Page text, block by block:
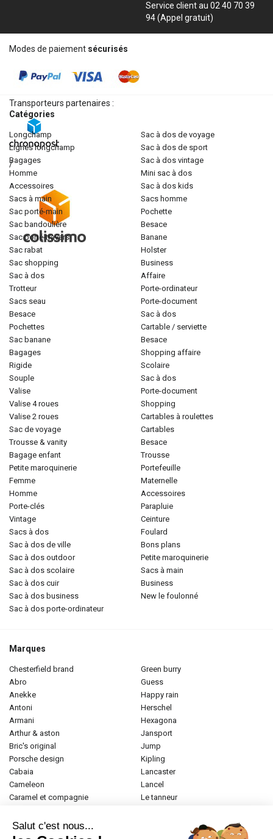
Service client au 02 40 70 39
94 (Appel gratuit)
Modes de paiement sécurisés
Transporteurs partenaires :
/
Catégories
longchamp
lignes longchamp
bagages
homme
accessoires
sacs à main
sac porté-main
sac bandoulière
sac porté-travers
sac rabat
sac shopping
sac à dos
trotteur
sacs seau
besace
pochettes
sac banane
bagages
rigide
souple
valise
valise 4 roues
valise 2 roues
sac de voyage
trousse & vanity
bagage enfant
petite maroquinerie
femme
homme
porte-clés
vintage
sacs à dos
sac à dos de ville
sac à dos outdoor
sac à dos scolaire
sac à dos cuir
sac à dos business
sac à dos porte-ordinateur
sac à dos de voyage
sac à dos de sport
sac à dos vintage
mini sac à dos
sac à dos kids
sacs homme
pochette
besace
banane
holster
business
affaire
porte-ordinateur
porte-document
sac à dos
cartable / serviette
besace
shopping affaire
scolaire
sac à dos
porte-document
shopping
cartables à roulettes
cartables
besace
trousse
portefeuille
maternelle
accessoires
parapluie
ceinture
foulard
bons plans
petite maroquinerie
sacs à main
business
new le foulonné
Marques
chesterfield brand
abro
anekke
antoni
armani
arthur & aston
bric's original
porsche design
cabaia
cameleon
caramel et compagnie
donna celi
eastpak
green burry
guess
happy rain
herschel
hexagona
jansport
jump
kipling
lancaster
lancel
le tanneur
Salut c'est nous...